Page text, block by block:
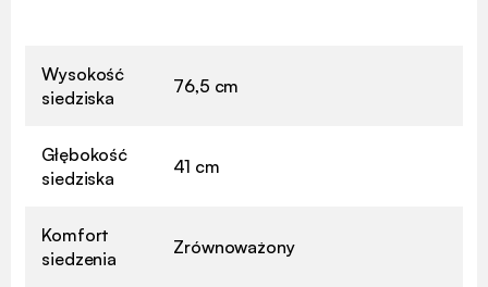
Wysokość
siedziska
76,5 cm
Głębokość
siedziska
41 cm
Komfort
siedzenia
Zrównoważony